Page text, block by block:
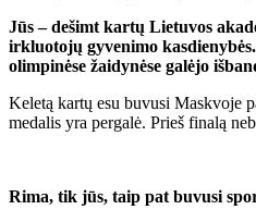
Jūs – dešimt kartų Lietuvos
irkluotojų gyvenimo
olimpinėse žaidynėse galėjo
Keletą kartų esu buvusi Maskvoje
medalis yra pergalė. Prieš finalą
Rima, tik jūs, taip pat buvusi